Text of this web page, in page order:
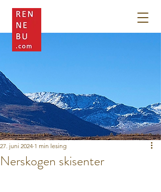
Nerskogen skisenter
27. juni 2024 1 min lesing